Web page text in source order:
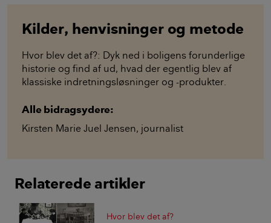
Kilder, henvisninger og metode
Hvor blev det af?: Dyk ned i boligens forunderlige
historie og find af ud, hvad der egentlig blev af
klassiske indretningsløsninger og -produkter.
Alle bidragsydere:
Kirsten Marie Juel Jensen, journalist
Relaterede artikler
Hvor blev det af?